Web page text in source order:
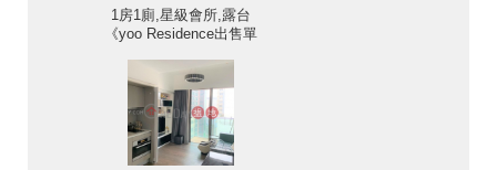
1房1廁,星級會所,露台
《yoo Residence出售單